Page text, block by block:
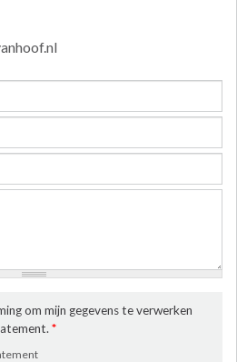
om mijn gegevens te verwerken
*